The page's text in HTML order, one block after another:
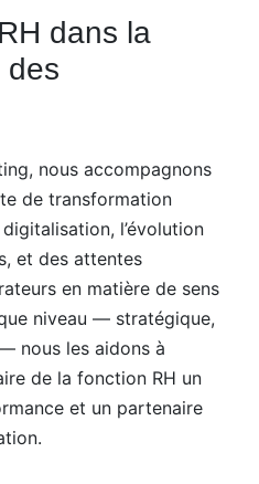
dans la
des
nous accompagnons
de transformation
l’évolution
et des attentes
en matière de sens
niveau — stratégique,
nous les aidons à
de la fonction RH un
et un partenaire